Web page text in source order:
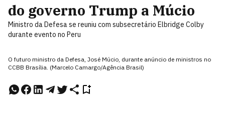
do governo Trump a Múcio
Ministro da Defesa se reuniu com subsecretário Elbridge Colby
durante evento no Peru
O futuro ministro da Defesa, José Múcio, durante anúncio de ministros no
CCBB Brasília. (Marcelo Camargo/Agência Brasil)